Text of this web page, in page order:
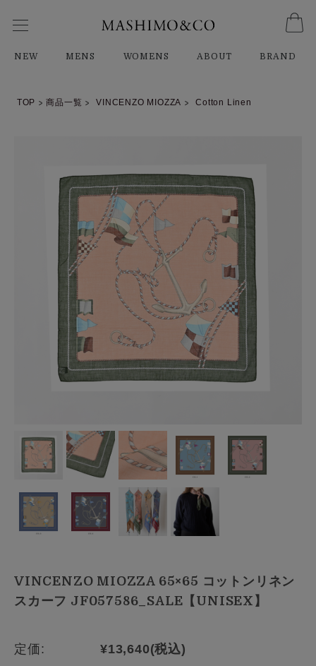
NEW MENS WOMENS ABOUT BRAND
TOP 商品一覧 VINCENZO MIOZZA Cotton Linen
VINCENZO MIOZZA 65×65 コットンリネン
スカーフ JF057586_SALE【UNISEX】
定価: ¥13,640(税込)